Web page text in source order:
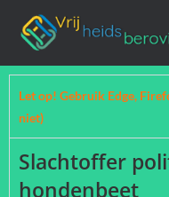
Let op! Gebruik Edge,
niet)
Slachtoffer
hondenbeet